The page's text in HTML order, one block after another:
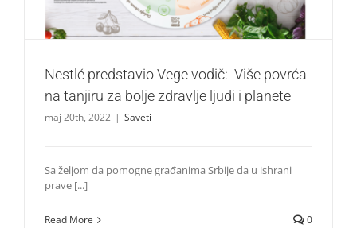
Nestlé predstavio Vege vodič: Više povrća
na tanjiru za bolje zdravlje ljudi i planete
maj 20th, 2022 | Saveti
Sa željom da pomogne građanima Srbije da u ishrani
prave [...]
Read More 0